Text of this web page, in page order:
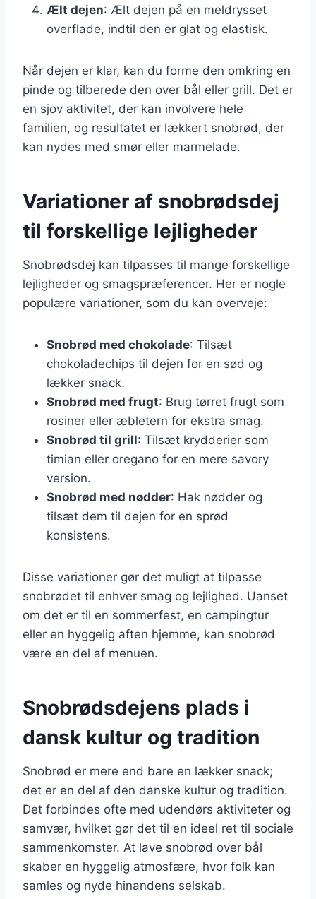
Ælt dejen: Ælt dejen på en meldrysset
overflade, indtil den er glat og elastisk.
Når dejen er klar, kan du forme den omkring en
pinde og tilberede den over bål eller grill. Det er
en sjov aktivitet, der kan involvere hele
familien, og resultatet er lækkert snobrød, der
kan nydes med smør eller marmelade.
Variationer af snobrødsdej
til forskellige lejligheder
Snobrødsdej kan tilpasses til mange forskellige
lejligheder og smagspræferencer. Her er nogle
populære variationer, som du kan overveje:
Snobrød med chokolade: Tilsæt
chokoladechips til dejen for en sød og
lækker snack.
Snobrød med frugt: Brug tørret frugt som
rosiner eller æbletern for ekstra smag.
Snobrød til grill: Tilsæt krydderier som
timian eller oregano for en mere savory
version.
Snobrød med nødder: Hak nødder og
tilsæt dem til dejen for en sprød
konsistens.
Disse variationer gør det muligt at tilpasse
snobrødet til enhver smag og lejlighed. Uanset
om det er til en sommerfest, en campingtur
eller en hyggelig aften hjemme, kan snobrød
være en del af menuen.
Snobrødsdejens plads i
dansk kultur og tradition
Snobrød er mere end bare en lækker snack;
det er en del af den danske kultur og tradition.
Det forbindes ofte med udendørs aktiviteter og
samvær, hvilket gør det til en ideel ret til sociale
sammenkomster. At lave snobrød over bål
skaber en hyggelig atmosfære, hvor folk kan
samles og nyde hinandens selskab.